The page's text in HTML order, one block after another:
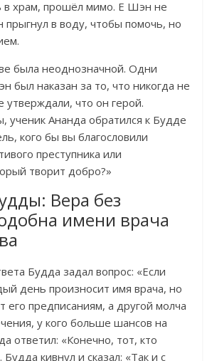
в храм, прошёл мимо. Е Шэн не
в воду, чтобы помочь, но
была неоднозначной. Одни
был наказан за то, что никогда не
утверждали, что он герой.
ученик Ананда обратился к Будде
кого бы вы благословили
преступника или
творит добро?»
Вера без
имени врача
Будда задал вопрос: «Если
день произносит имя врача, но
его предписаниям, а другой молча
у кого больше шансов на
ответил: «Конечно, тот, кто
кивнул и сказал: «Так и с